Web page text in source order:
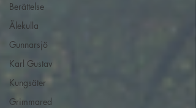
Berättelse
Älekulla
Gunnarsjö
Karl Gustav
Kungsäter
Grimmared